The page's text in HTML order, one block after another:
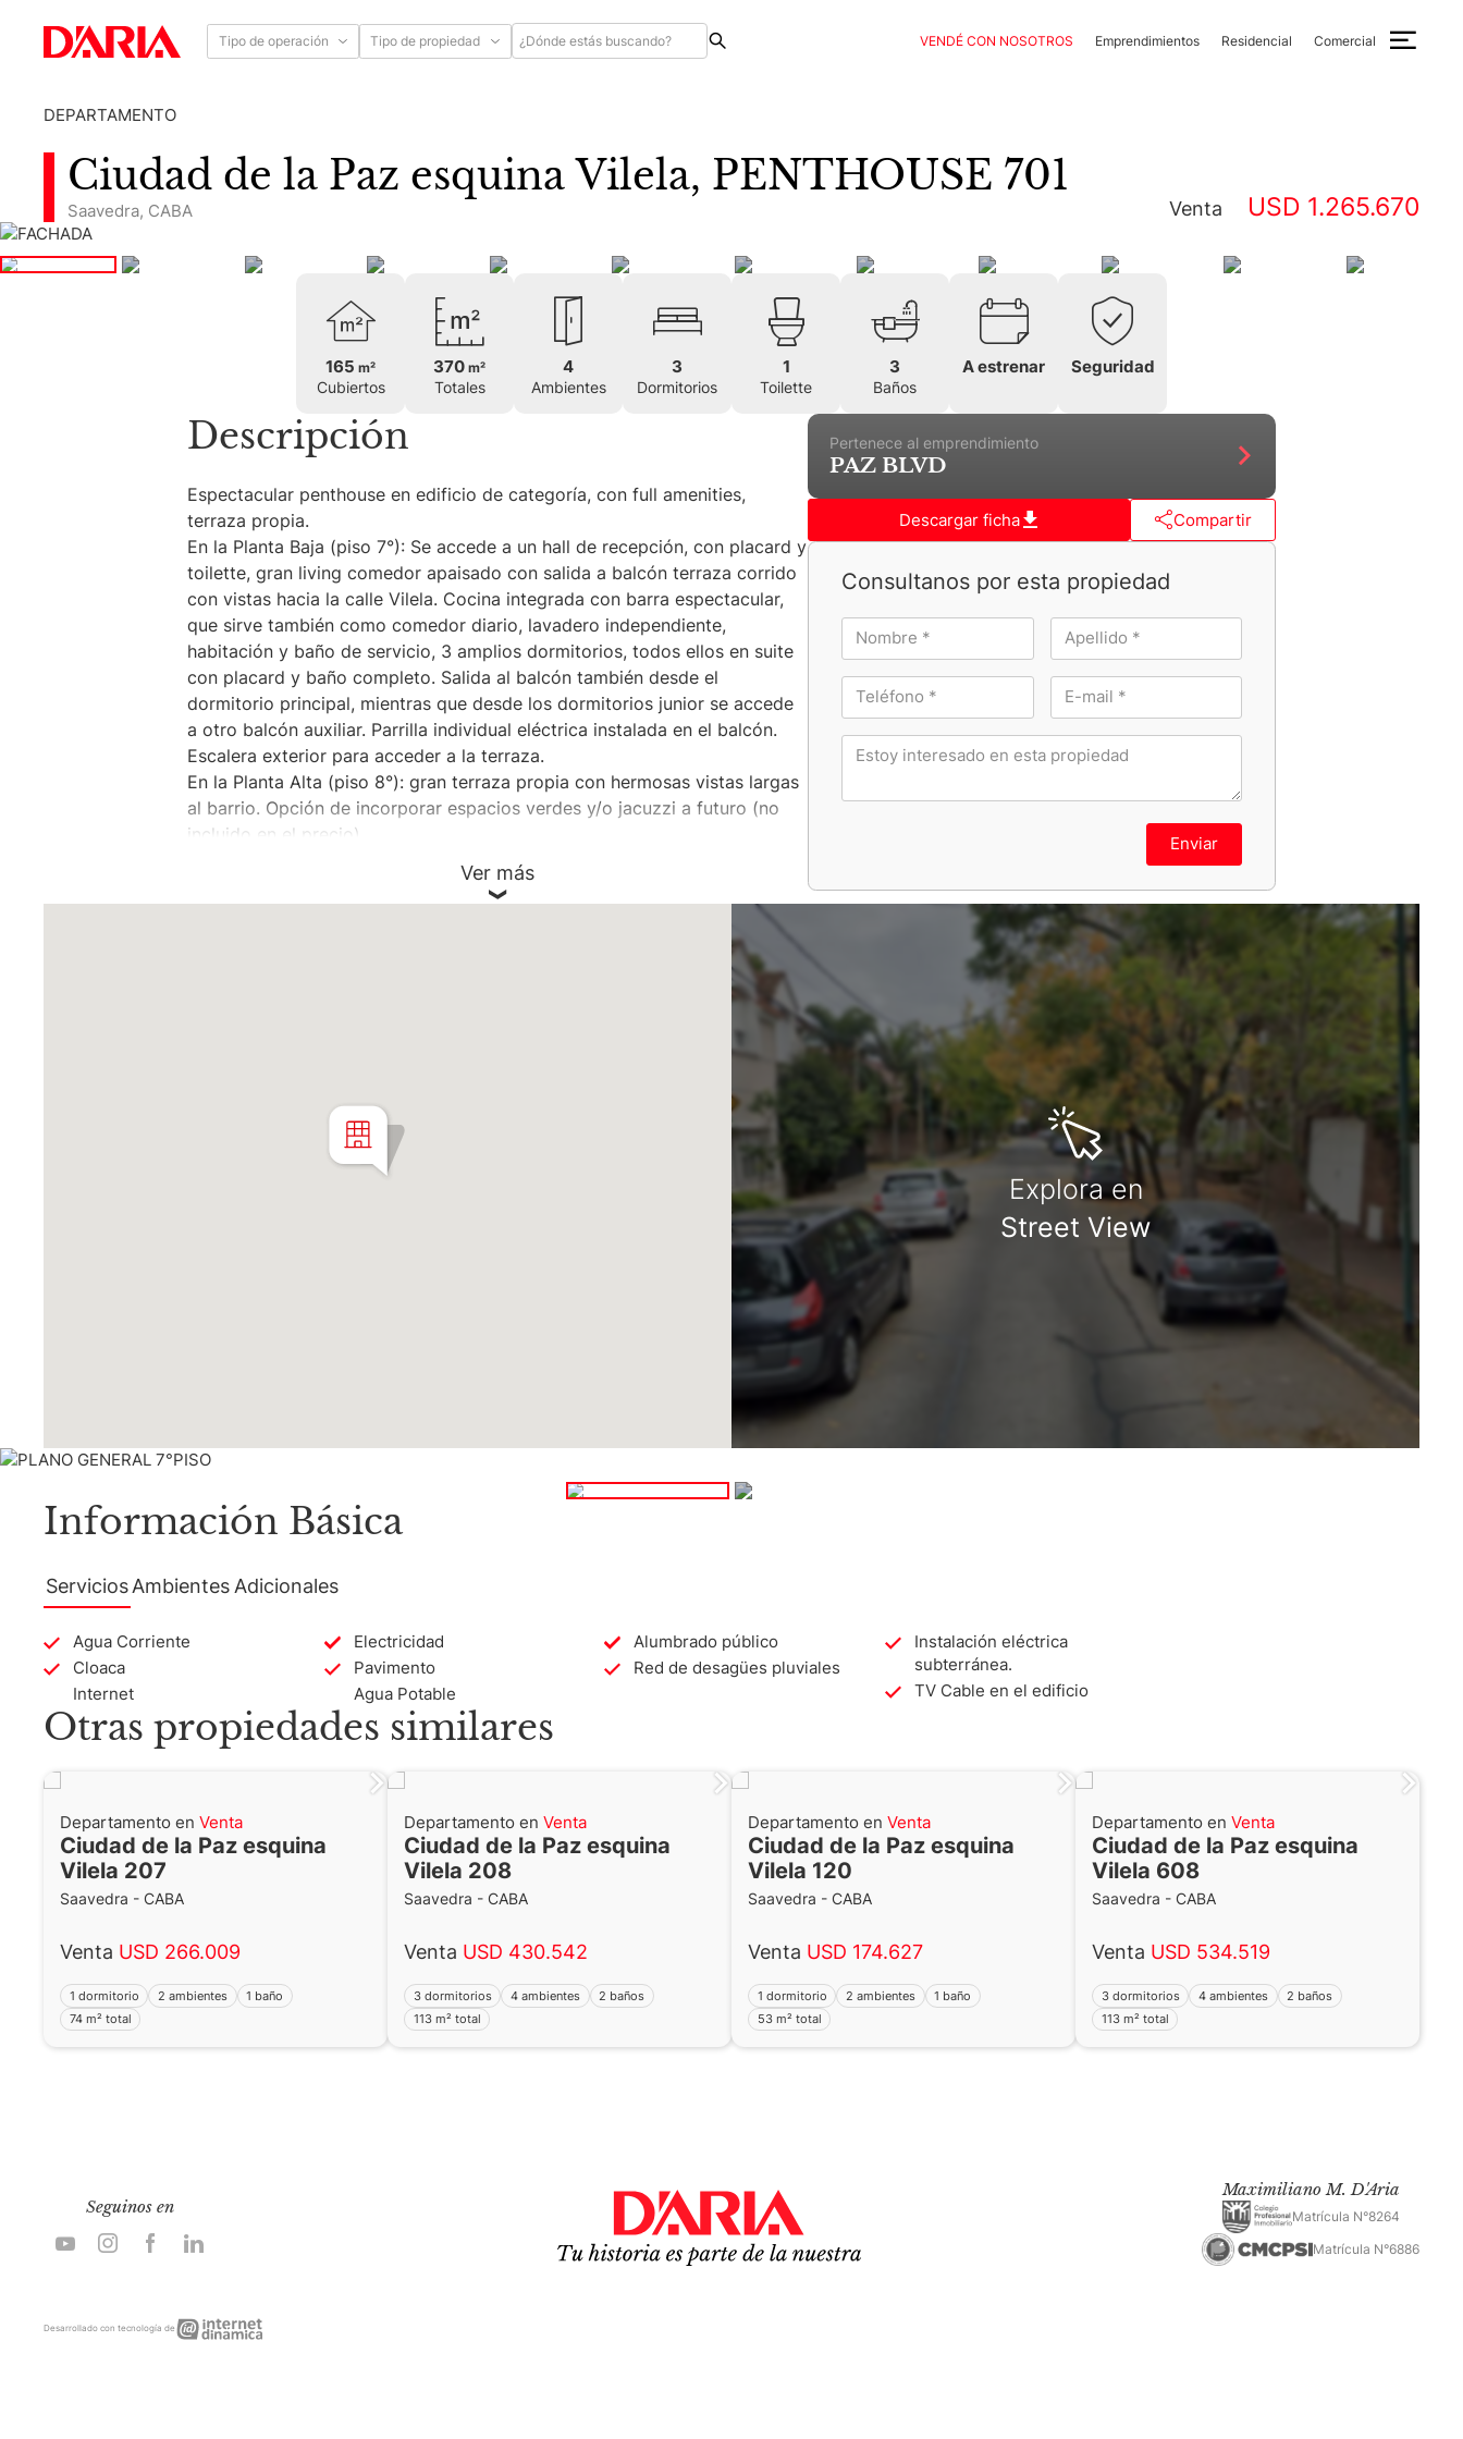
Tipo de operación Tipo de propiedad VENDÉ CON NOSOTROS Emprendimientos Residencial Comercial
DEPARTAMENTO
Ciudad de la Paz esquina Vilela, PENTHOUSE 701
Saavedra, CABA Venta USD 1.265.670
165 m²
Cubiertos
370 m²
Totales
4
Ambientes
3
Dormitorios
1
Toilette
3
Baños
A estrenar Seguridad
Descripción
Espectacular penthouse en edificio de categoría, con full amenities,
terraza propia.
En la Planta Baja (piso 7°): Se accede a un hall de recepción, con placard y
toilette, gran living comedor apaisado con salida a balcón terraza corrido
con vistas hacia la calle Vilela. Cocina integrada con barra espectacular,
que sirve también como comedor diario, lavadero independiente,
habitación y baño de servicio, 3 amplios dormitorios, todos ellos en suite
con placard y baño completo. Salida al balcón también desde el
dormitorio principal, mientras que desde los dormitorios junior se accede
a otro balcón auxiliar. Parrilla individual eléctrica instalada en el balcón.
Escalera exterior para acceder a la terraza.
En la Planta Alta (piso 8°): gran terraza propia con hermosas vistas largas
al barrio. Opción de incorporar espacios verdes y/o jacuzzi a futuro (no
incluido en el precio).
Edificio de categoría en la esquina de las calles Ciudad de la Paz y Vilela,
en el barrio de Saavedra.Amenities: coworking, gimnasio, SUM, parrillas,
semiolímpica cubierta, piscina para niños, juegos para niños, SPA, laundry,
Cochera de compra optativa (no incluida en el precio) desde U$26.000, o
"Se deja constancia que los m2 son aproximados, al igual que las medidas
parciales, y están sujetos a verificación y/o ajustes. El precio del inmueble
puede ser modificado sin previo aviso. Por tratarse de un inmueble por
construirse, los detalles de terminación y la fecha de entrega están sujetos
a revisión. Las descripciones y renders publicados son meramente
ilustrativos y tienen carácter no contractual. Las unidades publicadas
están sujetas a disponibilidad. C. D´Aria S.A. actúa solamente en carácter
Martillero Maximiliano Miguel D'Aria
Matrícula CMCPSI N° 6886
Matrícula CUCICBA N° 8264
Av. Juramento 1775 - Belgrano - CABA
Ver más
Pertenece al emprendimiento
PAZ BLVD
Descargar ficha Compartir
Consultanos por esta propiedad
Enviar
Explora en
Street View
Información Básica
Servicios Ambientes Adicionales
Agua Corriente
Cloaca
Internet
Electricidad
Pavimento
Agua Potable
Alumbrado público
Red de desagües pluviales
Instalación eléctrica
subterránea.
TV Cable en el edificio
Otras propiedades similares
Departamento en Venta
Ciudad de la Paz esquina
Vilela 207
Saavedra - CABA
Venta USD 266.009
1 dormitorio 2 ambientes
1 baño
74 m² total
Departamento en Venta
Ciudad de la Paz esquina
Vilela 208
Saavedra - CABA
Venta USD 430.542
3 dormitorios 4 ambientes
2 baños
113 m² total
Departamento en Venta
Ciudad de la Paz esquina
Vilela 120
Saavedra - CABA
Venta USD 174.627
1 dormitorio 2 ambientes
1 baño
53 m² total
Departamento en Venta
Ciudad de la Paz esquina
Vilela 608
Saavedra - CABA
Venta USD 534.519
3 dormitorios 4 ambientes
2 baños
113 m² total
Seguinos en
Maximiliano M. D'Aria
Matrícula N°8264
Matrícula N°6886
Desarrollado con tecnología deInternet
Dinámica